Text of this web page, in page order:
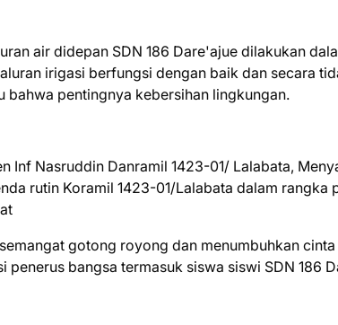
air didepan SDN 186 Dare'ajue dilakukan
irigasi berfungsi dengan baik dan secara
bahwa pentingnya kebersihan lingkungan.
Inf Nasruddin Danramil 1423-01/ Lalabata,
rutin Koramil 1423-01/Lalabata dalam
gotong royong dan menumbuhkan
penerus bangsa termasuk siswa siswi SDN 186